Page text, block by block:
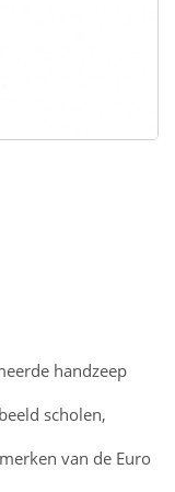
handzeep
scholen,
van de Euro